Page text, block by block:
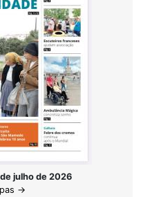
julho de 2026
→